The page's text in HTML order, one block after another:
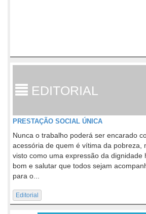
EDITORIAL
PRESTAÇÃO SOCIAL ÚNICA
Nunca o trabalho poderá ser encarado
acessória de quem é vítima da pobreza,
visto como uma expressão da dignidade
bom e salutar que todos sejam
para o...
Editorial